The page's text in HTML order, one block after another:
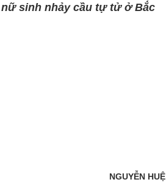
sinh nhảy cầu tự tử ở Bắc
NGUYỄN HUỆ